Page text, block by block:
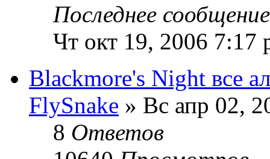
Последнее
Чт окт 19, 2006 7:17
Blackmore's Night все
FlySnake » Вс апр 02,
8 Ответов